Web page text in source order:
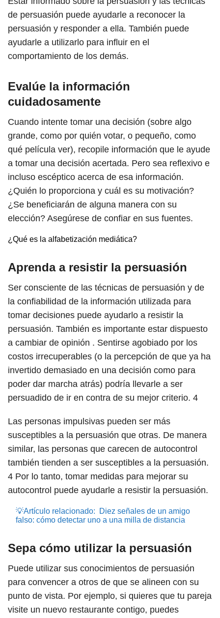
de persuasión puede ayudarle a reconocer la
persuasión y responder a ella. También puede
ayudarle a utilizarlo para influir en el
comportamiento de los demás.
Evalúe la información
cuidadosamente
Cuando intente tomar una decisión (sobre algo
grande, como por quién votar, o pequeño, como
qué película ver), recopile información que le ayude
a tomar una decisión acertada. Pero sea reflexivo e
incluso escéptico acerca de esa información.
¿Quién lo proporciona y cuál es su motivación?
¿Se beneficiarán de alguna manera con su
elección? Asegúrese de confiar en sus fuentes.
¿Qué es la alfabetización mediática?
Aprenda a resistir la persuasión
Ser consciente de las técnicas de persuasión y de
la confiabilidad de la información utilizada para
tomar decisiones puede ayudarlo a resistir la
persuasión. También es importante estar dispuesto
a cambiar de opinión . Sentirse agobiado por los
costos irrecuperables (o la percepción de que ya ha
invertido demasiado en una decisión como para
poder dar marcha atrás) podría llevarle a ser
persuadido de ir en contra de su mejor criterio. 4
Las personas impulsivas pueden ser más
susceptibles a la persuasión que otras. De manera
similar, las personas que carecen de autocontrol
también tienden a ser susceptibles a la persuasión.
4 Por lo tanto, tomar medidas para mejorar su
autocontrol puede ayudarle a resistir la persuasión.
💡Artículo relacionado:
Diez señales de un amigo
falso: cómo detectar uno a una milla de distancia
Sepa cómo utilizar la persuasión
Puede utilizar sus conocimientos de persuasión
para convencer a otros de que se alineen con su
punto de vista. Por ejemplo, si quieres que tu pareja
visite un nuevo restaurante contigo, puedes